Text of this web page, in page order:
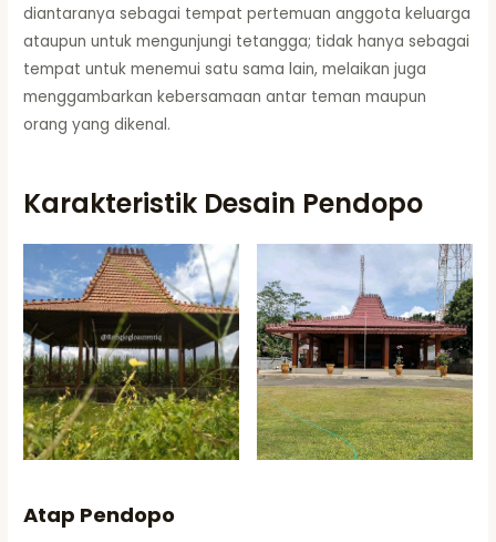
diantaranya sebagai tempat pertemuan anggota keluarga
ataupun untuk mengunjungi tetangga; tidak hanya sebagai
tempat untuk menemui satu sama lain, melaikan juga
menggambarkan kebersamaan antar teman maupun
orang yang dikenal.
Karakteristik Desain Pendopo
Atap Pendopo